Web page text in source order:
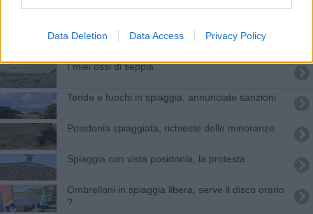
Data Deletion Data Access Privacy Policy
Rimigliano adotta un nido di Caretta caretta
I miei ossi di seppia
Tende e fuochi in spiaggia, annunciate sanzioni
Posidonia spiaggiata, richieste delle minoranze
Spiaggia con vista posidonia, la protesta
Ombrelloni in spiaggia libera, serve il disco orario
?